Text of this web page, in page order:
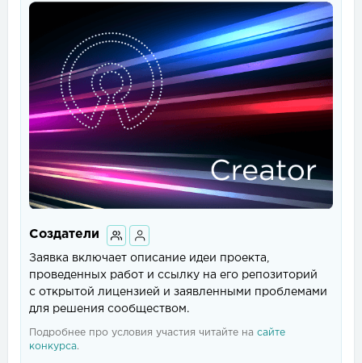
Создатели
Заявка включает описание идеи проекта,
проведенных работ и ссылку на его репозиторий
с открытой лицензией и заявленными проблемами
для решения сообществом.
Подробнее про условия участия читайте на сайте
конкурса.